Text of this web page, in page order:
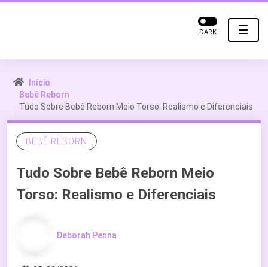
☰
DARK
Início
Bebê Reborn
Tudo Sobre Bebê Reborn Meio Torso: Realismo e Diferenciais
BEBÊ REBORN
Tudo Sobre Bebê Reborn Meio
Torso: Realismo e Diferenciais
Deborah Penna